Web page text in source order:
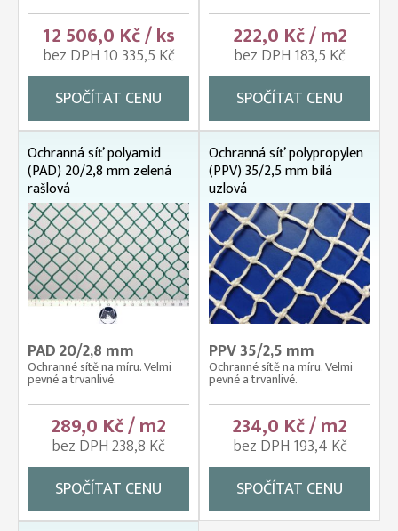
12 506,0 Kč / ks
bez DPH 10 335,5 Kč
SPOČÍTAT CENU
222,0 Kč / m2
bez DPH 183,5 Kč
SPOČÍTAT CENU
Ochranná síť polyamid
(PAD) 20/2,8 mm zelená
rašlová
PAD 20/2,8 mm
Ochranné sítě na míru. Velmi
pevné a trvanlivé.
289,0 Kč / m2
bez DPH 238,8 Kč
SPOČÍTAT CENU
Ochranná síť polypropylen
(PPV) 35/2,5 mm bílá
uzlová
PPV 35/2,5 mm
Ochranné sítě na míru. Velmi
pevné a trvanlivé.
234,0 Kč / m2
bez DPH 193,4 Kč
SPOČÍTAT CENU